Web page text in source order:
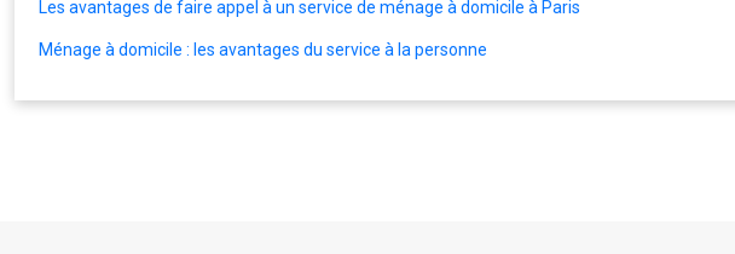
Les avantages de faire appel à un service de ménage à domicile à Paris
Ménage à domicile : les avantages du service à la personne